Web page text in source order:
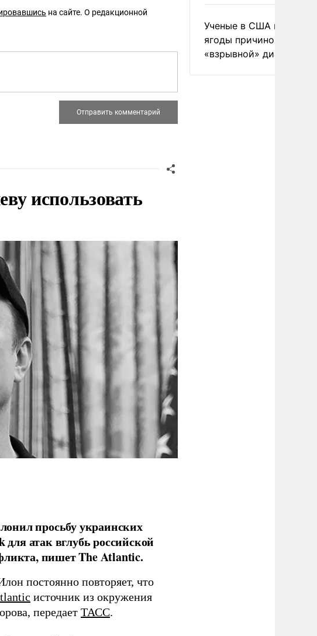
на сайте. О редакционной
использовать
просьбу украинских
атак вглубь российской
пишет The Atlantic.
постоянно повторяет, что
источник из окружения
передает ТАСС.
Ученые в США назвали
ягоды причиной
«взрывной» диареи